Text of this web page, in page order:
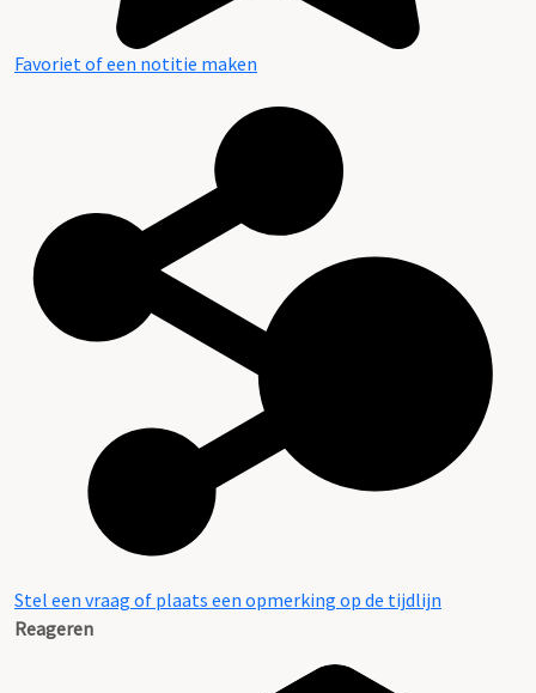
Favoriet of een notitie maken
Stel een vraag of plaats een opmerking op de tijdlijn
Reageren